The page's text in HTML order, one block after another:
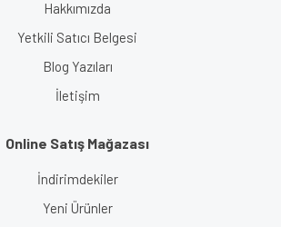
Hakkımızda
Yetkili Satıcı Belgesi
Blog Yazıları
İletişim
Online Satış Mağazası
İndirimdekiler
Yeni Ürünler